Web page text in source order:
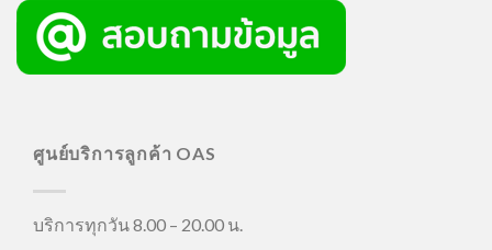
ศูนย์บริการลูกค้า OAS
บริการทุกวัน 8.00 – 20.00 น.